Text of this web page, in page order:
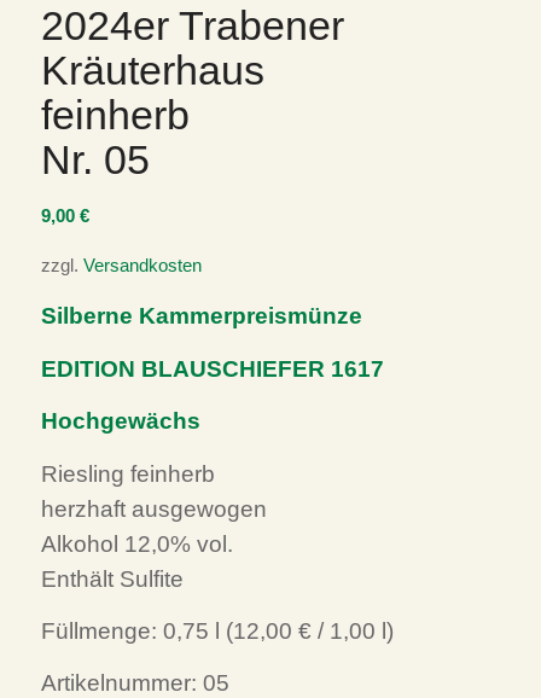
2024er Trabener
Kräuterhaus
feinherb
Nr. 05
9,00 €
zzgl. Versandkosten
Silberne Kammerpreismünze
EDITION BLAUSCHIEFER 1617
Hochgewächs
Riesling feinherb
herzhaft ausgewogen
Alkohol 12,0% vol.
Enthält Sulfite
Füllmenge: 0,75 l (12,00 € / 1,00 l)
Artikelnummer: 05